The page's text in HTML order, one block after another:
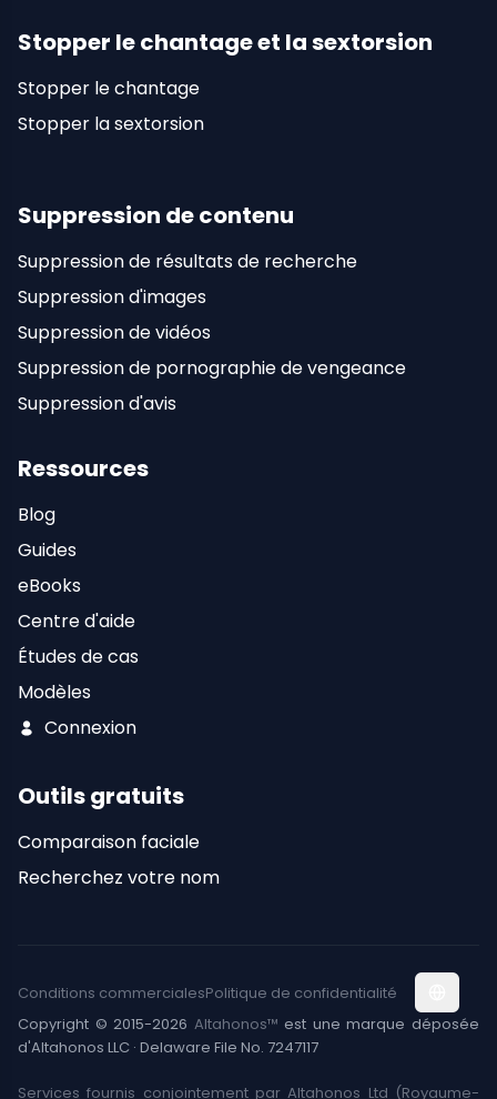
Stopper le chantage et la sextorsion
Stopper le chantage
Stopper la sextorsion
Suppression de contenu
Suppression de résultats de recherche
Suppression d'images
Suppression de vidéos
Suppression de pornographie de vengeance
Suppression d'avis
Ressources
Blog
Guides
eBooks
Centre d'aide
Études de cas
Modèles
Connexion
Outils gratuits
Comparaison faciale
Recherchez votre nom
Copyright © 2015-2026 Altahonos™ est une marque déposée
d'Altahonos LLC · Delaware File No. 7247117
Conditions commercialesPolitique de confidentialité
Services fournis conjointement par Altahonos Ltd (Royaume-